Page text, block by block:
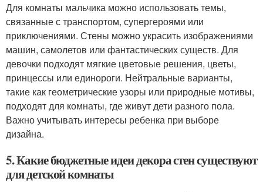
Для комнаты мальчика можно использовать темы,
связанные с транспортом, супергероями или
приключениями. Стены можно украсить изображениями
машин, самолетов или фантастических существ. Для
девочки подходят мягкие цветовые решения, цветы,
принцессы или единороги. Нейтральные варианты,
такие как геометрические узоры или природные мотивы,
подходят для комнаты, где живут дети разного пола.
Важно учитывать интересы ребенка при выборе
дизайна.
5. Какие бюджетные идеи декора стен существуют
для детской комнаты